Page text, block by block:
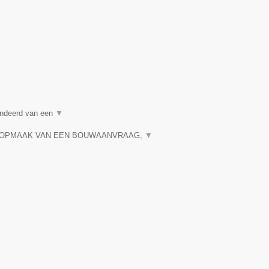
van een ▼
VAN EEN BOUWAANVRAAG, ▼